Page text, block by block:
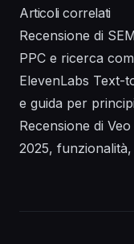
Articoli correlati
Recensione di
PPC e ricerca
ElevenLabs Text-
e guida per
Recensione di
2025,